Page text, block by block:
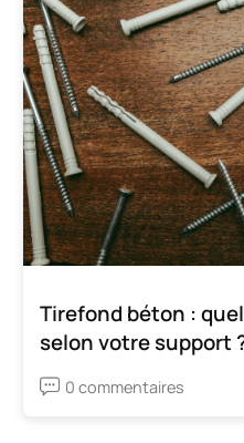
Tirefond béton :
selon votre support
0 commentaires